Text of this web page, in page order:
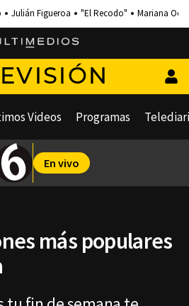
Julián Figueroa "El Recodo" Mariana
Videos Programas
En vivo
más populares